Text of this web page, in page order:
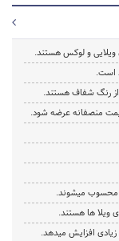
ویلایی و لوکس هستند.
است.
رنگ شفاف هستند.
منصفانه عرضه شود.
ویلا ها هستند.
افزایش میدهد.